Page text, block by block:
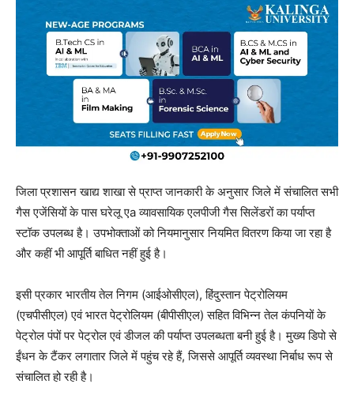
जिला प्रशासन खाद्य शाखा से प्राप्त जानकारी के अनुसार जिले में संचालित सभी
गैस एजेंसियों के पास घरेलू एa व्यावसायिक एलपीजी गैस सिलेंडरों का पर्याप्त
स्टॉक उपलब्ध है। उपभोक्ताओं को नियमानुसार नियमित वितरण किया जा रहा है
और कहीं भी आपूर्ति बाधित नहीं हुई है।
इसी प्रकार भारतीय तेल निगम (आईओसीएल), हिंदुस्तान पेट्रोलियम
(एचपीसीएल) एवं भारत पेट्रोलियम (बीपीसीएल) सहित विभिन्न तेल कंपनियों के
पेट्रोल पंपों पर पेट्रोल एवं डीजल की पर्याप्त उपलब्धता बनी हुई है। मुख्य डिपो से
ईंधन के टैंकर लगातार जिले में पहुंच रहे हैं, जिससे आपूर्ति व्यवस्था निर्बाध रूप से
संचालित हो रही है।